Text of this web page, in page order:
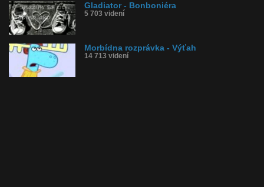
Gladiator - Bonboniéra
5 703 videní
Morbídna rozprávka - Výťah
14 713 videní